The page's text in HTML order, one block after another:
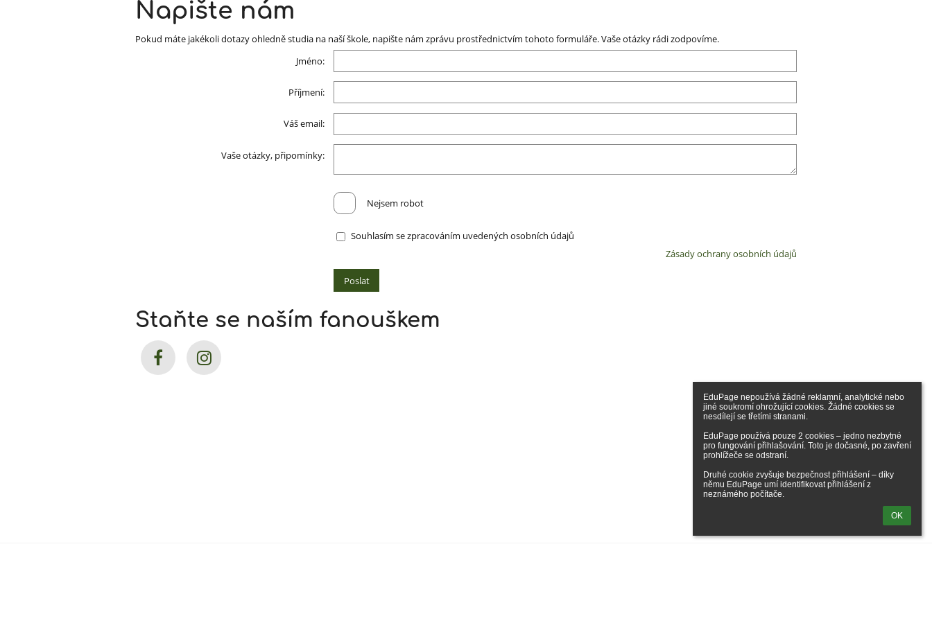
EduPage nepoužívá žádné reklamní, analytické nebo
jiné soukromí ohrožující cookies. Žádné cookies se
nesdílejí se třetími stranami.
EduPage používá pouze 2 cookies – jedno nezbytné
pro fungování přihlašování. Toto je dočasné, po zavření
prohlížeče se odstraní.
Druhé cookie zvyšuje bezpečnost přihlášení – díky
němu EduPage umí identifikovat přihlášení z
neznámého počítače.
OK
Napište nám
Pokud máte jakékoli dotazy ohledně studia na naší škole, napište nám zprávu prostřednictvím tohoto formuláře. Vaše otázky rádi zodpovíme.
Jméno:
Příjmení:
Váš email:
Vaše otázky, připomínky:
Nejsem robot
Souhlasím se zpracováním uvedených osobních údajů
Zásady ochrany osobních údajů
Staňte se naším fanouškem